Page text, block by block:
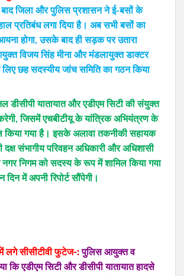
जिला और पुलिस प्रशासन ने ई-बसों के
प्रतिबंध लगा दिया है। अब सभी बसों का
होगा, उसके बाद ही सड़क पर उतारा
विजय सिंह मीना और मंडलायुक्त डाक्टर
छह सदस्यीय जांच समिति का गठन किया
डीसीपी यातायात और एडीएम सिटी की संयुक्त
जिसमें एचबीटीयू के यांत्रिक अभियंत्रण के
किया गया है। इसके अलावा तकनीकी सहायक
संभागीय परिवहन अधिकारी और अधिशासी
नगर निगम को सदस्य के रूप में शामिल किया गया
में अपनी रिपोर्ट सौंपेगी।
लगे सीसीटीवी फुटेज-: पुलिस आयुक्त व
कि एडीएम सिटी और डीसीपी यातायात हादसे